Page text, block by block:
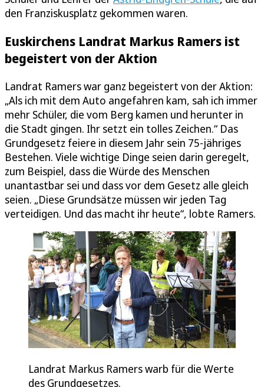
den Franziskusplatz gekommen waren.
Euskirchens Landrat Markus Ramers ist
begeistert von der Aktion
Landrat Ramers war ganz begeistert von der Aktion:
„Als ich mit dem Auto angefahren kam, sah ich immer
mehr Schüler, die vom Berg kamen und herunter in
die Stadt gingen. Ihr setzt ein tolles Zeichen.“ Das
Grundgesetz feiere in diesem Jahr sein 75-jähriges
Bestehen. Viele wichtige Dinge seien darin geregelt,
zum Beispiel, dass die Würde des Menschen
unantastbar sei und dass vor dem Gesetz alle gleich
seien. „Diese Grundsätze müssen wir jeden Tag
verteidigen. Und das macht ihr heute“, lobte Ramers.
Landrat Markus Ramers warb für die Werte
des Grundgesetzes.